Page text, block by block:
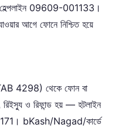
হেল্পলাইন 09609-001133।
আগে ফোনে নিশ্চিত হয়ে
4298) থেকে ফোন বা
ও রিফান্ড হয় — হটলাইন
bKash/Nagad/কার্ডে